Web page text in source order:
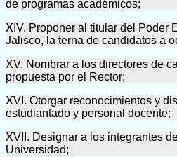
de programas académicos;
XIV. Proponer al titular del Poder
Jalisco, la terna de candidatos a
XV. Nombrar a los directores de
propuesta por el Rector;
XVI. Otorgar reconocimientos y
estudiantado y personal docente;
XVII. Designar a los integrantes
Universidad;